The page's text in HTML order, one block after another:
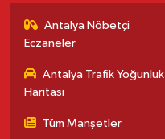
Antalya Nöbetçi
Eczaneler
Antalya Trafik Yoğunluk
Haritası
Tüm Manşetler